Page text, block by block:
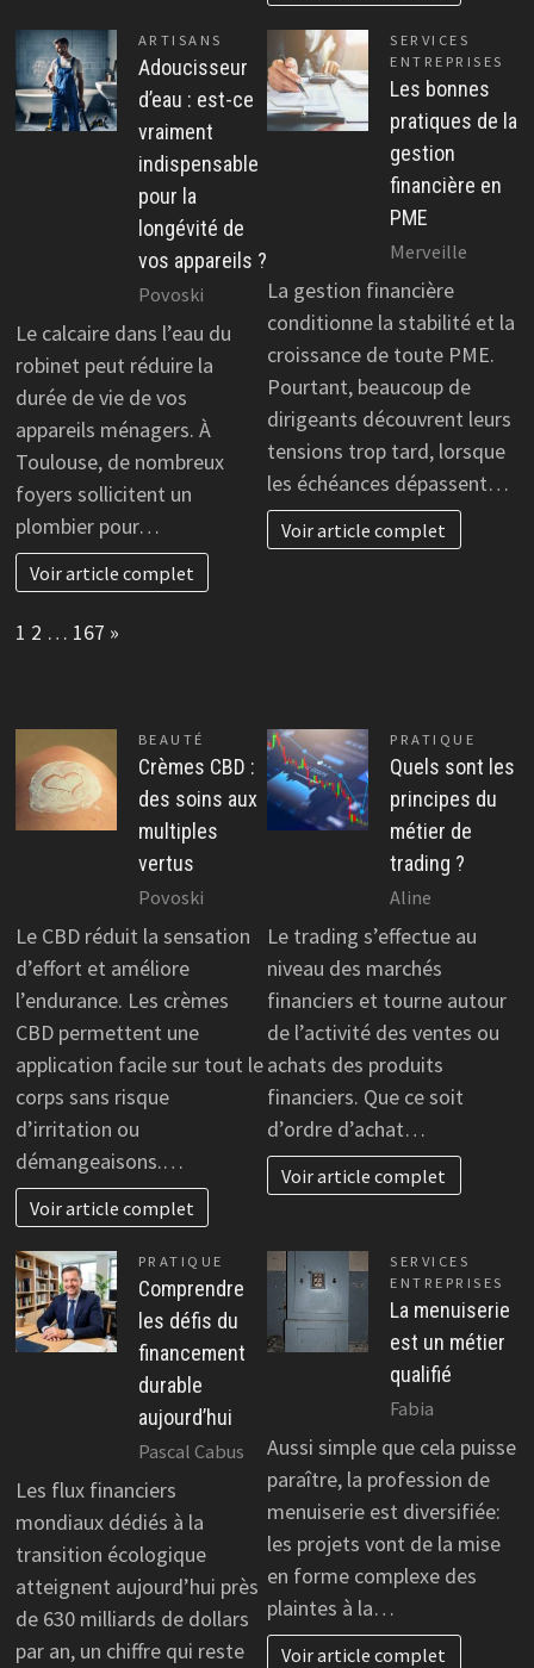
ARTISANS
Adoucisseur
d’eau : est-ce
vraiment
indispensable
pour la
longévité de
vos appareils ?
Povoski
Le calcaire dans l’eau du
robinet peut réduire la
durée de vie de vos
appareils ménagers. À
Toulouse, de nombreux
foyers sollicitent un
plombier pour…
Voir article complet
SERVICES
ENTREPRISES
Les bonnes
pratiques de la
gestion
financière en
PME
Merveille
La gestion financière
conditionne la stabilité et la
croissance de toute PME.
Pourtant, beaucoup de
dirigeants découvrent leurs
tensions trop tard, lorsque
les échéances dépassent…
Voir article complet
Page:
1 2 … 167 Next
»
BEAUTÉ
Crèmes CBD :
des soins aux
multiples
vertus
Povoski
Le CBD réduit la sensation
d’effort et améliore
l’endurance. Les crèmes
CBD permettent une
application facile sur tout le
corps sans risque
d’irritation ou
démangeaisons.…
Voir article complet
PRATIQUE
Quels sont les
principes du
métier de
trading ?
Aline
Le trading s’effectue au
niveau des marchés
financiers et tourne autour
de l’activité des ventes ou
achats des produits
financiers. Que ce soit
d’ordre d’achat…
Voir article complet
PRATIQUE
Comprendre
les défis du
financement
durable
aujourd’hui
Pascal Cabus
Les flux financiers
mondiaux dédiés à la
transition écologique
atteignent aujourd’hui près
de 630 milliards de dollars
par an, un chiffre qui reste
SERVICES
ENTREPRISES
La menuiserie
est un métier
qualifié
Fabia
Aussi simple que cela puisse
paraître, la profession de
menuiserie est diversifiée:
les projets vont de la mise
en forme complexe des
plaintes à la…
Voir article complet